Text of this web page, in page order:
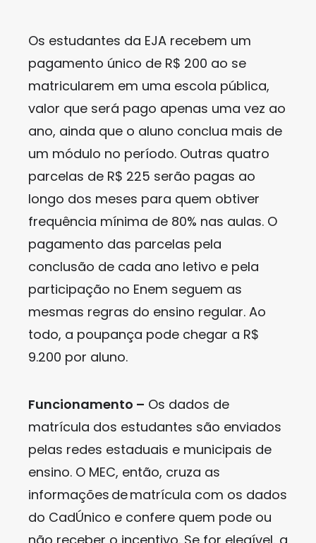
Os estudantes da EJA recebem um
pagamento único de R$ 200 ao se
matricularem em uma escola pública,
valor que será pago apenas uma vez ao
ano, ainda que o aluno conclua mais de
um módulo no período. Outras quatro
parcelas de R$ 225 serão pagas ao
longo dos meses para quem obtiver
frequência mínima de 80% nas aulas. O
pagamento das parcelas pela
conclusão de cada ano letivo e pela
participação no Enem seguem as
mesmas regras do ensino regular. Ao
todo, a poupança pode chegar a R$
9.200 por aluno.
Funcionamento – Os dados de
matrícula dos estudantes são enviados
pelas redes estaduais e municipais de
ensino. O MEC, então, cruza as
informações de matrícula com os dados
do CadÚnico e confere quem pode ou